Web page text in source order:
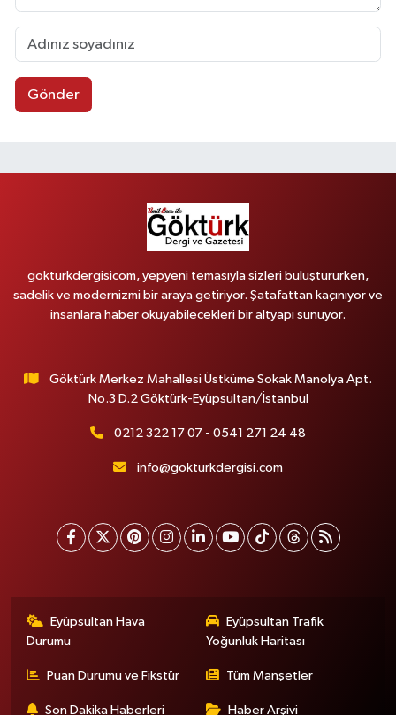
Gönder
gokturkdergisicom, yepyeni temasıyla sizleri buluştururken,
sadelik ve modernizmi bir araya getiriyor. Şatafattan kaçınıyor ve
insanlara haber okuyabilecekleri bir altyapı sunuyor.
Göktürk Merkez Mahallesi Üstküme Sokak Manolya Apt.
No.3 D.2 Göktürk-Eyüpsultan/İstanbul
0212 322 17 07 - 0541 271 24 48
info@gokturkdergisi.com
Eyüpsultan Hava
Durumu
Eyüpsultan Trafik
Yoğunluk Haritası
Puan Durumu ve Fikstür Tüm Manşetler
Son Dakika Haberleri Haber Arşivi